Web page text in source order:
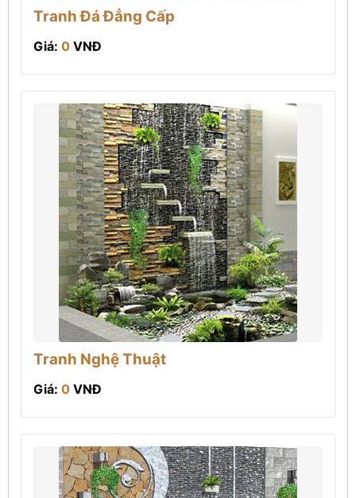
Tranh Đá Đẳng Cấp
Giá: 0 VNĐ
Tranh Nghệ Thuật
Giá: 0 VNĐ